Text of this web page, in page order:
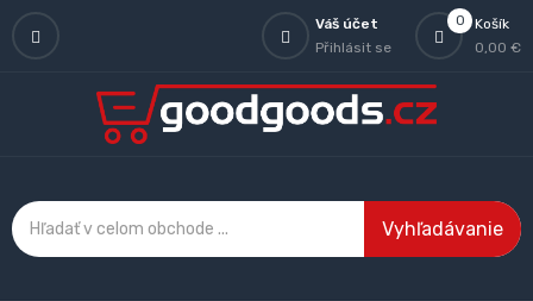
0
Košík
0,00 €
Váš účet
Přihlásit se
Vyhľadávanie